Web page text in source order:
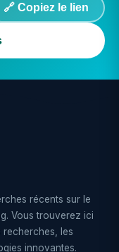
🔗 Copiez le lien
récents sur le
Vous trouverez ici
recherches, les
innovantes.